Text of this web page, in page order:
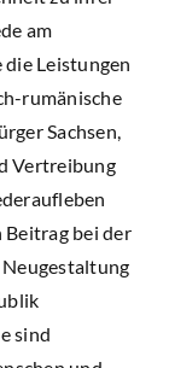
am
Leistungen
rumänische
Sachsen,
Vertreibung
Beitrag bei der
sind